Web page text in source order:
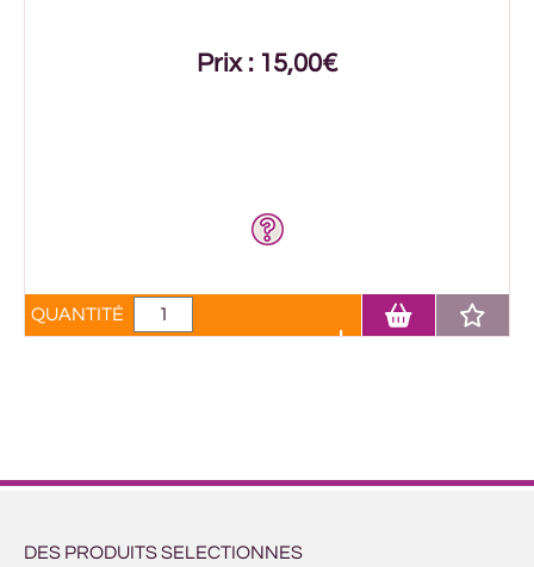
Prix : 15,00€
QUANTITÉ
DES PRODUITS SELECTIONNES